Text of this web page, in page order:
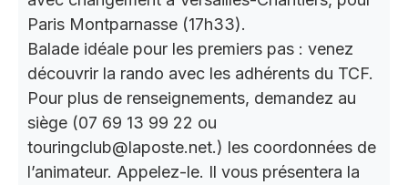
Paris Montparnasse (17h33).
Balade idéale pour les premiers pas : venez
découvrir la rando avec les adhérents du TCF.
Pour plus de renseignements, demandez au
siège (07 69 13 99 22 ou
touringclub@laposte.net.) les coordonnées de
l’animateur. Appelez-le. Il vous présentera la